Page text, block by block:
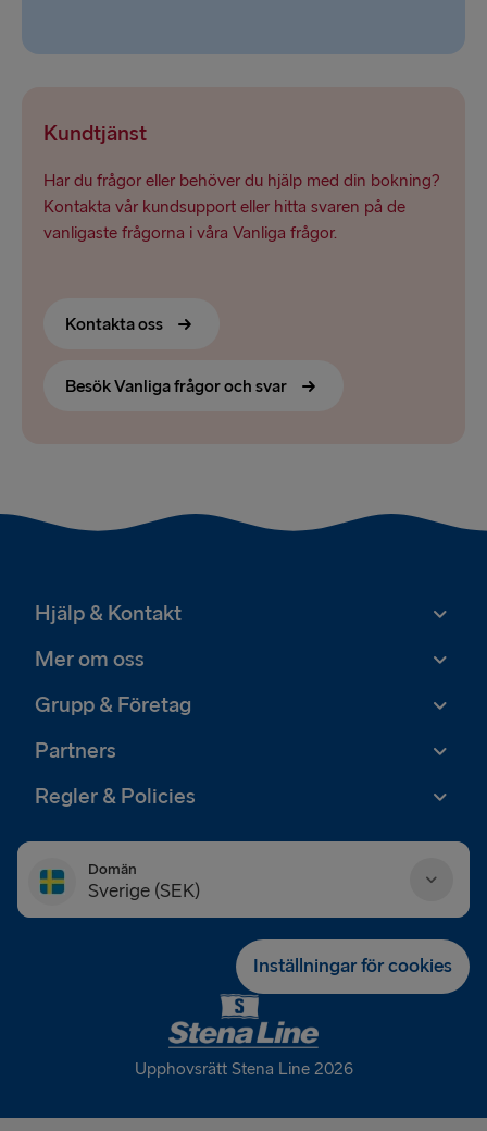
Kundtjänst
Har du frågor eller behöver du hjälp med din bokning?
Kontakta vår kundsupport eller hitta svaren på de
vanligaste frågorna i våra Vanliga frågor.
Kontakta oss
Besök Vanliga frågor och svar
Hjälp & Kontakt
Mer om oss
Grupp & Företag
Partners
Regler & Policies
Domän
Sverige (SEK)
Inställningar för cookies
Upphovsrätt Stena Line 2026